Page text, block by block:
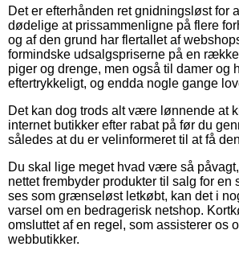
Det er efterhånden ret gnidningsløst for
dødelige at prissammenligne på flere
og af den grund har flertallet af
formindske udsalgspriserne på en række
piger og drenge, men også til damer og
eftertrykkeligt, og endda nogle gange
Det kan dog trods alt være lønnende at
internet butikker efter rabat på før du
således at du er velinformeret til at få
Du skal lige meget hvad være så
nettet frembyder produkter til salg for en
ses som grænseløst letkøbt, kan det i
varsel om en bedragerisk netshop.
omsluttet af en regel, som assisterer os
webbutikker.